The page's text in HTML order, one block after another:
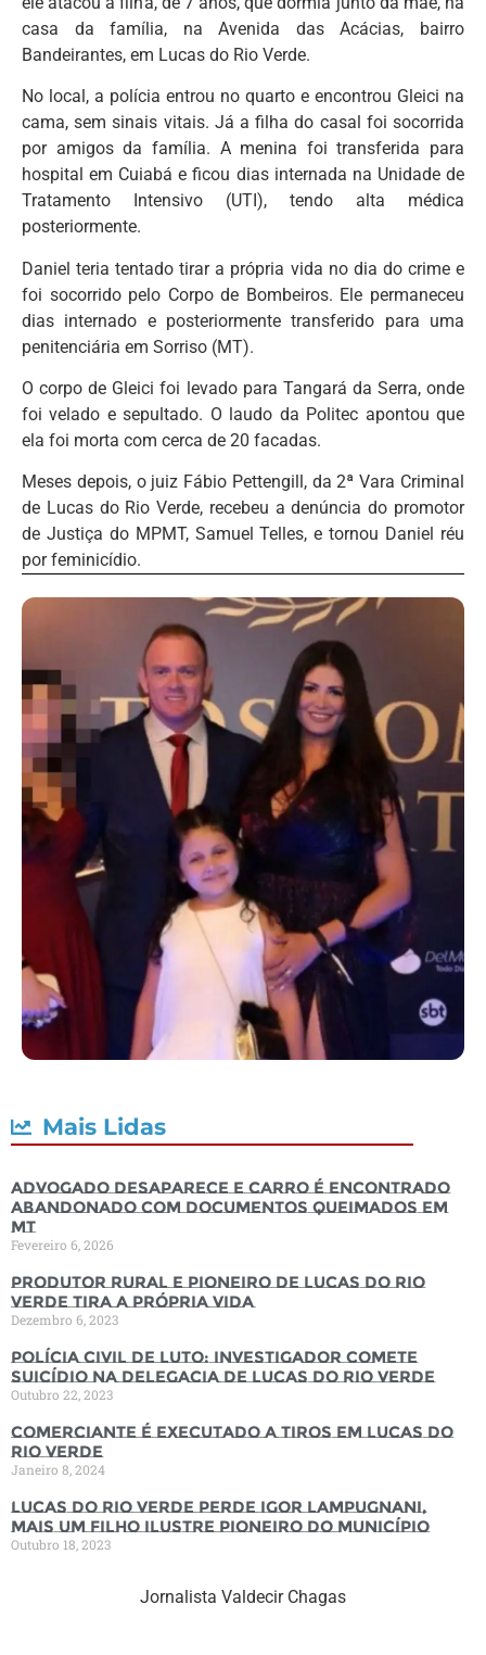
casa da família, na Avenida das Acácias, bairro
Bandeirantes, em Lucas do Rio Verde.
No local, a polícia entrou no quarto e encontrou Gleici na
cama, sem sinais vitais. Já a filha do casal foi socorrida
por amigos da família. A menina foi transferida para
hospital em Cuiabá e ficou dias internada na Unidade de
Tratamento Intensivo (UTI), tendo alta médica
posteriormente.
Daniel teria tentado tirar a própria vida no dia do crime e
foi socorrido pelo Corpo de Bombeiros. Ele permaneceu
dias internado e posteriormente transferido para uma
penitenciária em Sorriso (MT).
O corpo de Gleici foi levado para Tangará da Serra, onde
foi velado e sepultado. O laudo da Politec apontou que
ela foi morta com cerca de 20 facadas.
Meses depois, o juiz Fábio Pettengill, da 2ª Vara Criminal
de Lucas do Rio Verde, recebeu a denúncia do promotor
de Justiça do MPMT, Samuel Telles, e tornou Daniel réu
por feminicídio.
Mais Lidas
Advogado desaparece e carro é encontrado
abandonado com documentos queimados em
MT
Fevereiro 6, 2026
Produtor rural e pioneiro de Lucas do Rio
Verde tira a própria vida
Dezembro 6, 2023
Polícia Civil de luto: Investigador comete
suicídio na Delegacia de Lucas do Rio Verde
Outubro 22, 2023
Comerciante é executado a tiros em Lucas do
Rio Verde
Janeiro 8, 2024
Lucas do Rio Verde perde Igor Lampugnani,
mais um filho ilustre pioneiro do município
Outubro 18, 2023
Jornalista Valdecir Chagas